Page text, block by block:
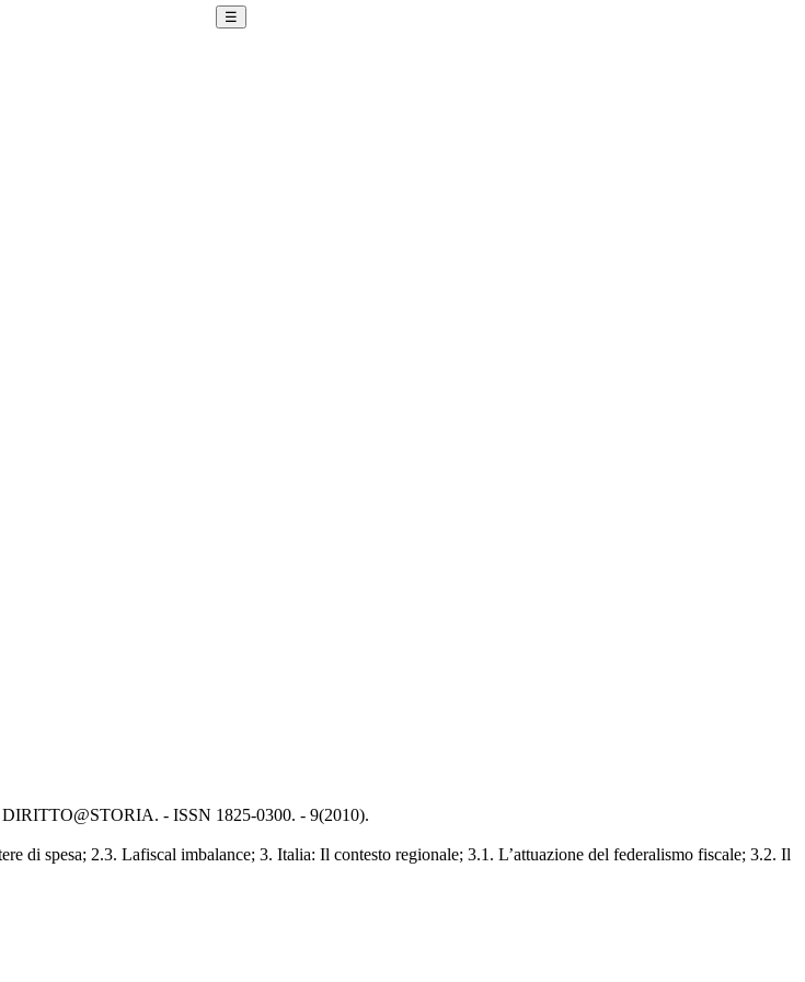
☰
DIRITTO@STORIA. - ISSN 1825-0300. - 9(2010).
di spesa; 2.3. Lafiscal imbalance; 3. Italia: Il contesto regionale; 3.1. L’attuazione del federalismo fiscale; 3.2. Il